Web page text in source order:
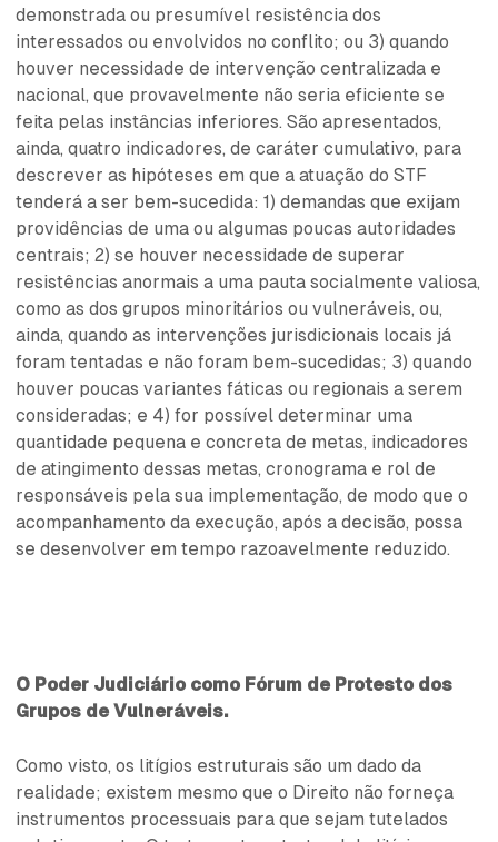
demonstrada ou presumível resistência dos
interessados ou envolvidos no conflito; ou 3) quando
houver necessidade de intervenção centralizada e
nacional, que provavelmente não seria eficiente se
feita pelas instâncias inferiores. São apresentados,
ainda, quatro indicadores, de caráter cumulativo, para
descrever as hipóteses em que a atuação do STF
tenderá a ser bem-sucedida: 1) demandas que exijam
providências de uma ou algumas poucas autoridades
centrais; 2) se houver necessidade de superar
resistências anormais a uma pauta socialmente valiosa,
como as dos grupos minoritários ou vulneráveis, ou,
ainda, quando as intervenções jurisdicionais locais já
foram tentadas e não foram bem-sucedidas; 3) quando
houver poucas variantes fáticas ou regionais a serem
consideradas; e 4) for possível determinar uma
quantidade pequena e concreta de metas, indicadores
de atingimento dessas metas, cronograma e rol de
responsáveis pela sua implementação, de modo que o
acompanhamento da execução, após a decisão, possa
se desenvolver em tempo razoavelmente reduzido.
O Poder Judiciário como Fórum de Protesto dos
Grupos de Vulneráveis.
Como visto, os litígios estruturais são um dado da
realidade; existem mesmo que o Direito não forneça
instrumentos processuais para que sejam tutelados